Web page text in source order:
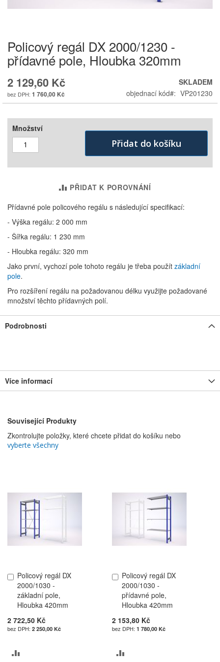
Policový regál DX 2000/1230 -
přídavné pole, Hloubka 320mm
2 129,60 Kč
1 760,00 Kč
SKLADEM
objednací kód
VP201230
Množství
Přidat do košíku
PŘIDAT K POROVNÁNÍ
Přídavné pole policového regálu s následující specifikací:
- Výška regálu: 2 000 mm
- Šířka regálu: 1 230 mm
- Hloubka regálu: 320 mm
Jako první, vychozí pole tohoto regálu je třeba použít základní
pole.
Pro rozšíření regálu na požadovanou délku využijte požadované
množství těchto přídavných polí.
Skip
to
the
of
the
images
Podrobnosti
Více informací
Související Produkty
Zkontrolujte položky, které chcete přidat do košíku nebo
vyberte všechny
Policový regál DX
2000/1030 -
základní pole,
Hloubka 420mm
2 722,50 Kč
2 250,00 Kč
Přidat
do
košíku
Policový regál DX
2000/1030 -
přídavné pole,
Hloubka 420mm
2 153,80 Kč
1 780,00 Kč
Přidat
do
košíku